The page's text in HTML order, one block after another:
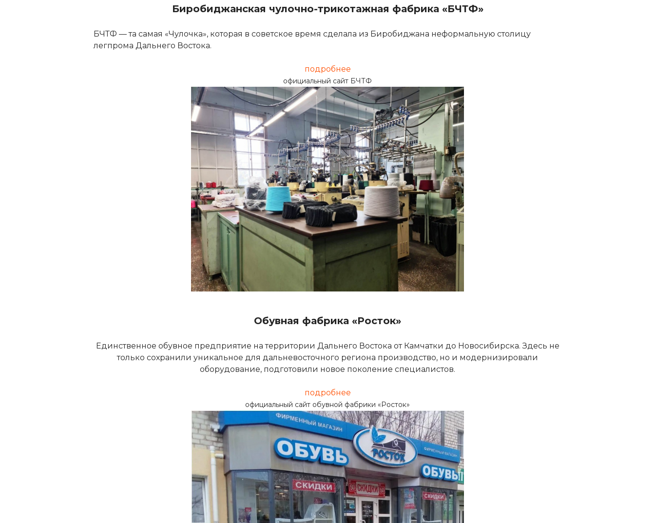
Биробиджанская чулочно-трикотажная фабрика «БЧТФ»
БЧТФ — та самая «Чулочка», которая в советское время сделала из Биробиджана неформальную столицу
легпрома Дальнего Востока.
подробнее
официальный сайт БЧТФ
Обувная фабрика «Росток»
Единственное обувное предприятие на территории Дальнего Востока от Камчатки до Новосибирска. Здесь не
только сохранили уникальное для дальневосточного региона производство, но и модернизировали
оборудование, подготовили новое поколение специалистов.
подробнее
официальный сайт обувной фабрики «Росток»